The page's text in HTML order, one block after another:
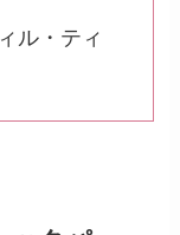
ル・ティ